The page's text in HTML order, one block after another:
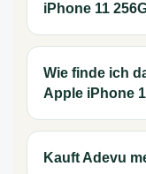
iPhone 11
Wie finde ich
Apple iPhone
Kauft Adevu